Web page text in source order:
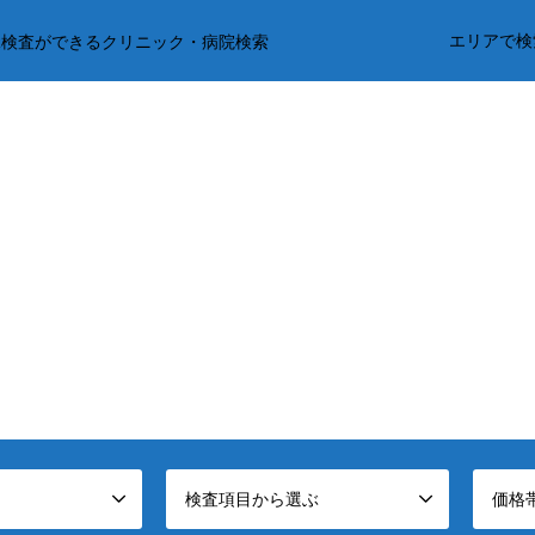
査ができるクリニック・病院検索 エリアで
検査項目から選ぶ 価格